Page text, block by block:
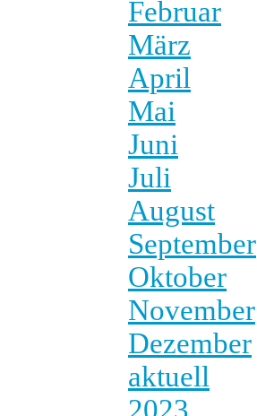
Februar
März
April
Mai
Juni
Juli
August
September
Oktober
November
Dezember
aktuell